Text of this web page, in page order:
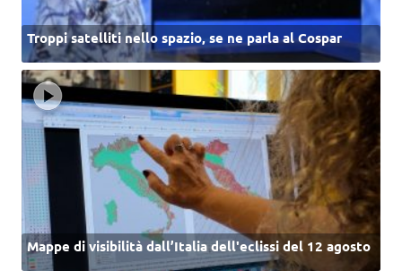
Troppi satelliti nello spazio, se ne parla al Cospar
Mappe di visibilità dall’Italia dell'eclissi del 12 agosto